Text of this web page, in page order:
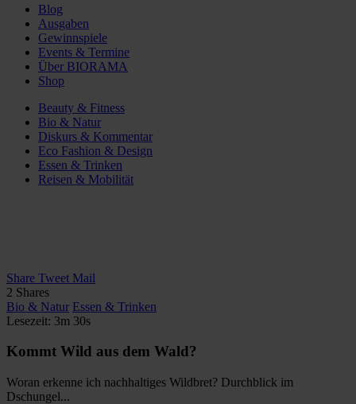
Blog
Ausgaben
Gewinnspiele
Events & Termine
Über BIORAMA
Shop
Beauty & Fitness
Bio & Natur
Diskurs & Kommentar
Eco Fashion & Design
Essen & Trinken
Reisen & Mobilität
Share Tweet Mail
2 Shares
Bio & Natur Essen & Trinken
Lesezeit: 3m 30s
Kommt Wild aus dem Wald?
Woran erkenne ich nachhaltiges Wildbret? Durchblick im
Dschungel...